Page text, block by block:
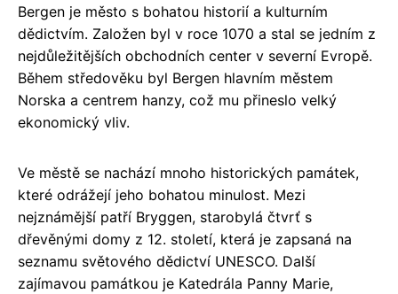
Bergen je město s bohatou historií a kulturním
dědictvím. Založen byl v roce 1070 a stal se jedním z
nejdůležitějších obchodních center v severní Evropě.
Během středověku byl Bergen hlavním městem
Norska a centrem hanzy, což mu přineslo velký
ekonomický vliv.
Ve městě se nachází mnoho historických památek,
které odrážejí jeho bohatou minulost. Mezi
nejznámější patří Bryggen, starobylá čtvrť s
dřevěnými domy z 12. století, která je zapsaná na
seznamu světového dědictví UNESCO. Další
zajímavou památkou je Katedrála Panny Marie,